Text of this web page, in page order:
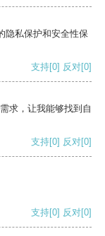
隐私保护和安全性保
支持[0] 反对[0]
求，让我能够找到自
支持[0] 反对[0]
支持[0] 反对[0]